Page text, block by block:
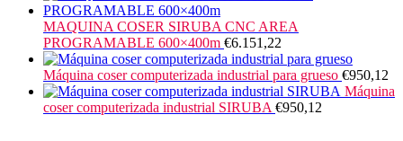
MAQUINA COSER SIRUBA CNC AREA
PROGRAMABLE 600×400m €6.151,22
Máquina coser computerizada industrial para grueso €950,12
Máquina
coser computerizada industrial SIRUBA €950,12